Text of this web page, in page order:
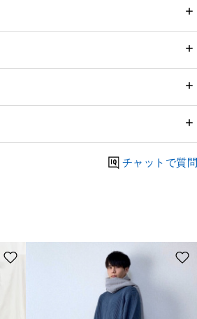
チャットで質問